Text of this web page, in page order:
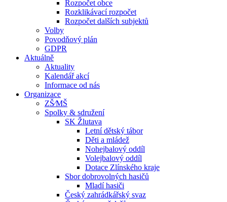
Rozpočet obce
Rozklikávací rozpočet
Rozpočet dalších subjektů
Volby
Povodňový plán
GDPR
Aktuálně
Aktuality
Kalendář akcí
Informace od nás
Organizace
ZŠ⁄MŠ
Spolky & sdružení
SK Žlutava
Letní dětský tábor
Děti a mládež
Nohejbalový oddíl
Volejbalový oddíl
Dotace Zlínského kraje
Sbor dobrovolných hasičů
Mladí hasiči
Český zahrádkářský svaz